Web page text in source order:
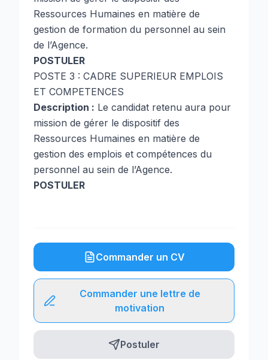
Ressources Humaines en matière de
gestion de formation du personnel au sein
de l’Agence.
POSTULER
POSTE 3 : CADRE SUPERIEUR EMPLOIS
ET COMPETENCES
Description : Le candidat retenu aura pour
mission de gérer le dispositif des
Ressources Humaines en matière de
gestion des emplois et compétences du
personnel au sein de l’Agence.
POSTULER
Commander un CV
Commander une lettre de
motivation
Postuler